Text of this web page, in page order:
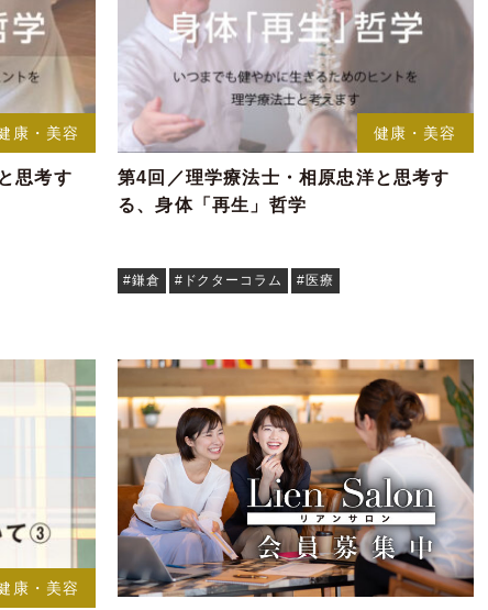
康・美容
思考す
健康・美容
第4回／理学療法士・相原忠洋と思考す
る、身体「再生」哲学
#鎌倉 #ドクターコラム #医療
康・美容